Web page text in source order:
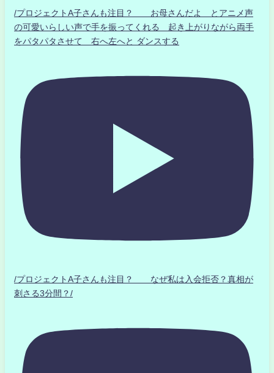
/プロジェクトA子さんも注目？ お母さんだよ とアニメ声
の可愛いらしい声で手を振ってくれる 起き上がりながら両手
をパタパタさせて 右へ左へと ダンスする
/プロジェクトA子さんも注目？ なぜ私は入会拒否？真相が
刺さる3分間？/